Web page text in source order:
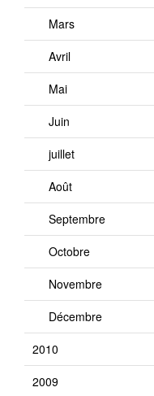
Mars
Avril
Mai
Juin
juillet
Août
Septembre
Octobre
Novembre
Décembre
2010
2009